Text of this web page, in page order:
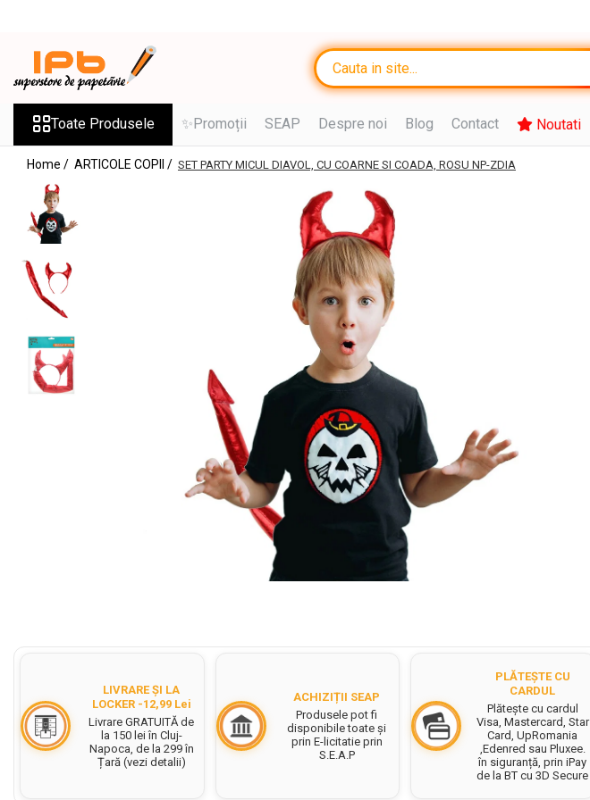
Toate Produsele
Ghiozdane, Rucsacuri, Trolere
Penare, Etuiuri, Necessaire
Caiete
Caiete cu 2 sau mai multe
subiecte
Caiete de Calitate
Blocuri de desen
Coperți
Stilouri si Rollere cu Cerneala
Pic cu rescriere
Ascutitori
Toate Produsele ✨Promoții SEAP Despre noi Blog Contact Noutati
Home / ARTICOLE COPII / SET PARTY MICUL DIAVOL, CU COARNE SI COADA, ROSU NP-ZDIA
LIVRARE ȘI LA
LOCKER -12,99 Lei
Livrare GRATUITĂ de
la 150 lei în Cluj-
Napoca, de la 299 în
Țară (vezi detalii)
ACHIZIȚII SEAP
Produsele pot fi
disponibile toate și
prin E-licitatie prin
S.E.A.P
PLĂTEȘTE CU
CARDUL
Plătește cu cardul
Visa, Mastercard, Star
Card, UpRomania
,Edenred sau Pluxee.
în siguranță, prin iPay
de la BT cu 3D Secure